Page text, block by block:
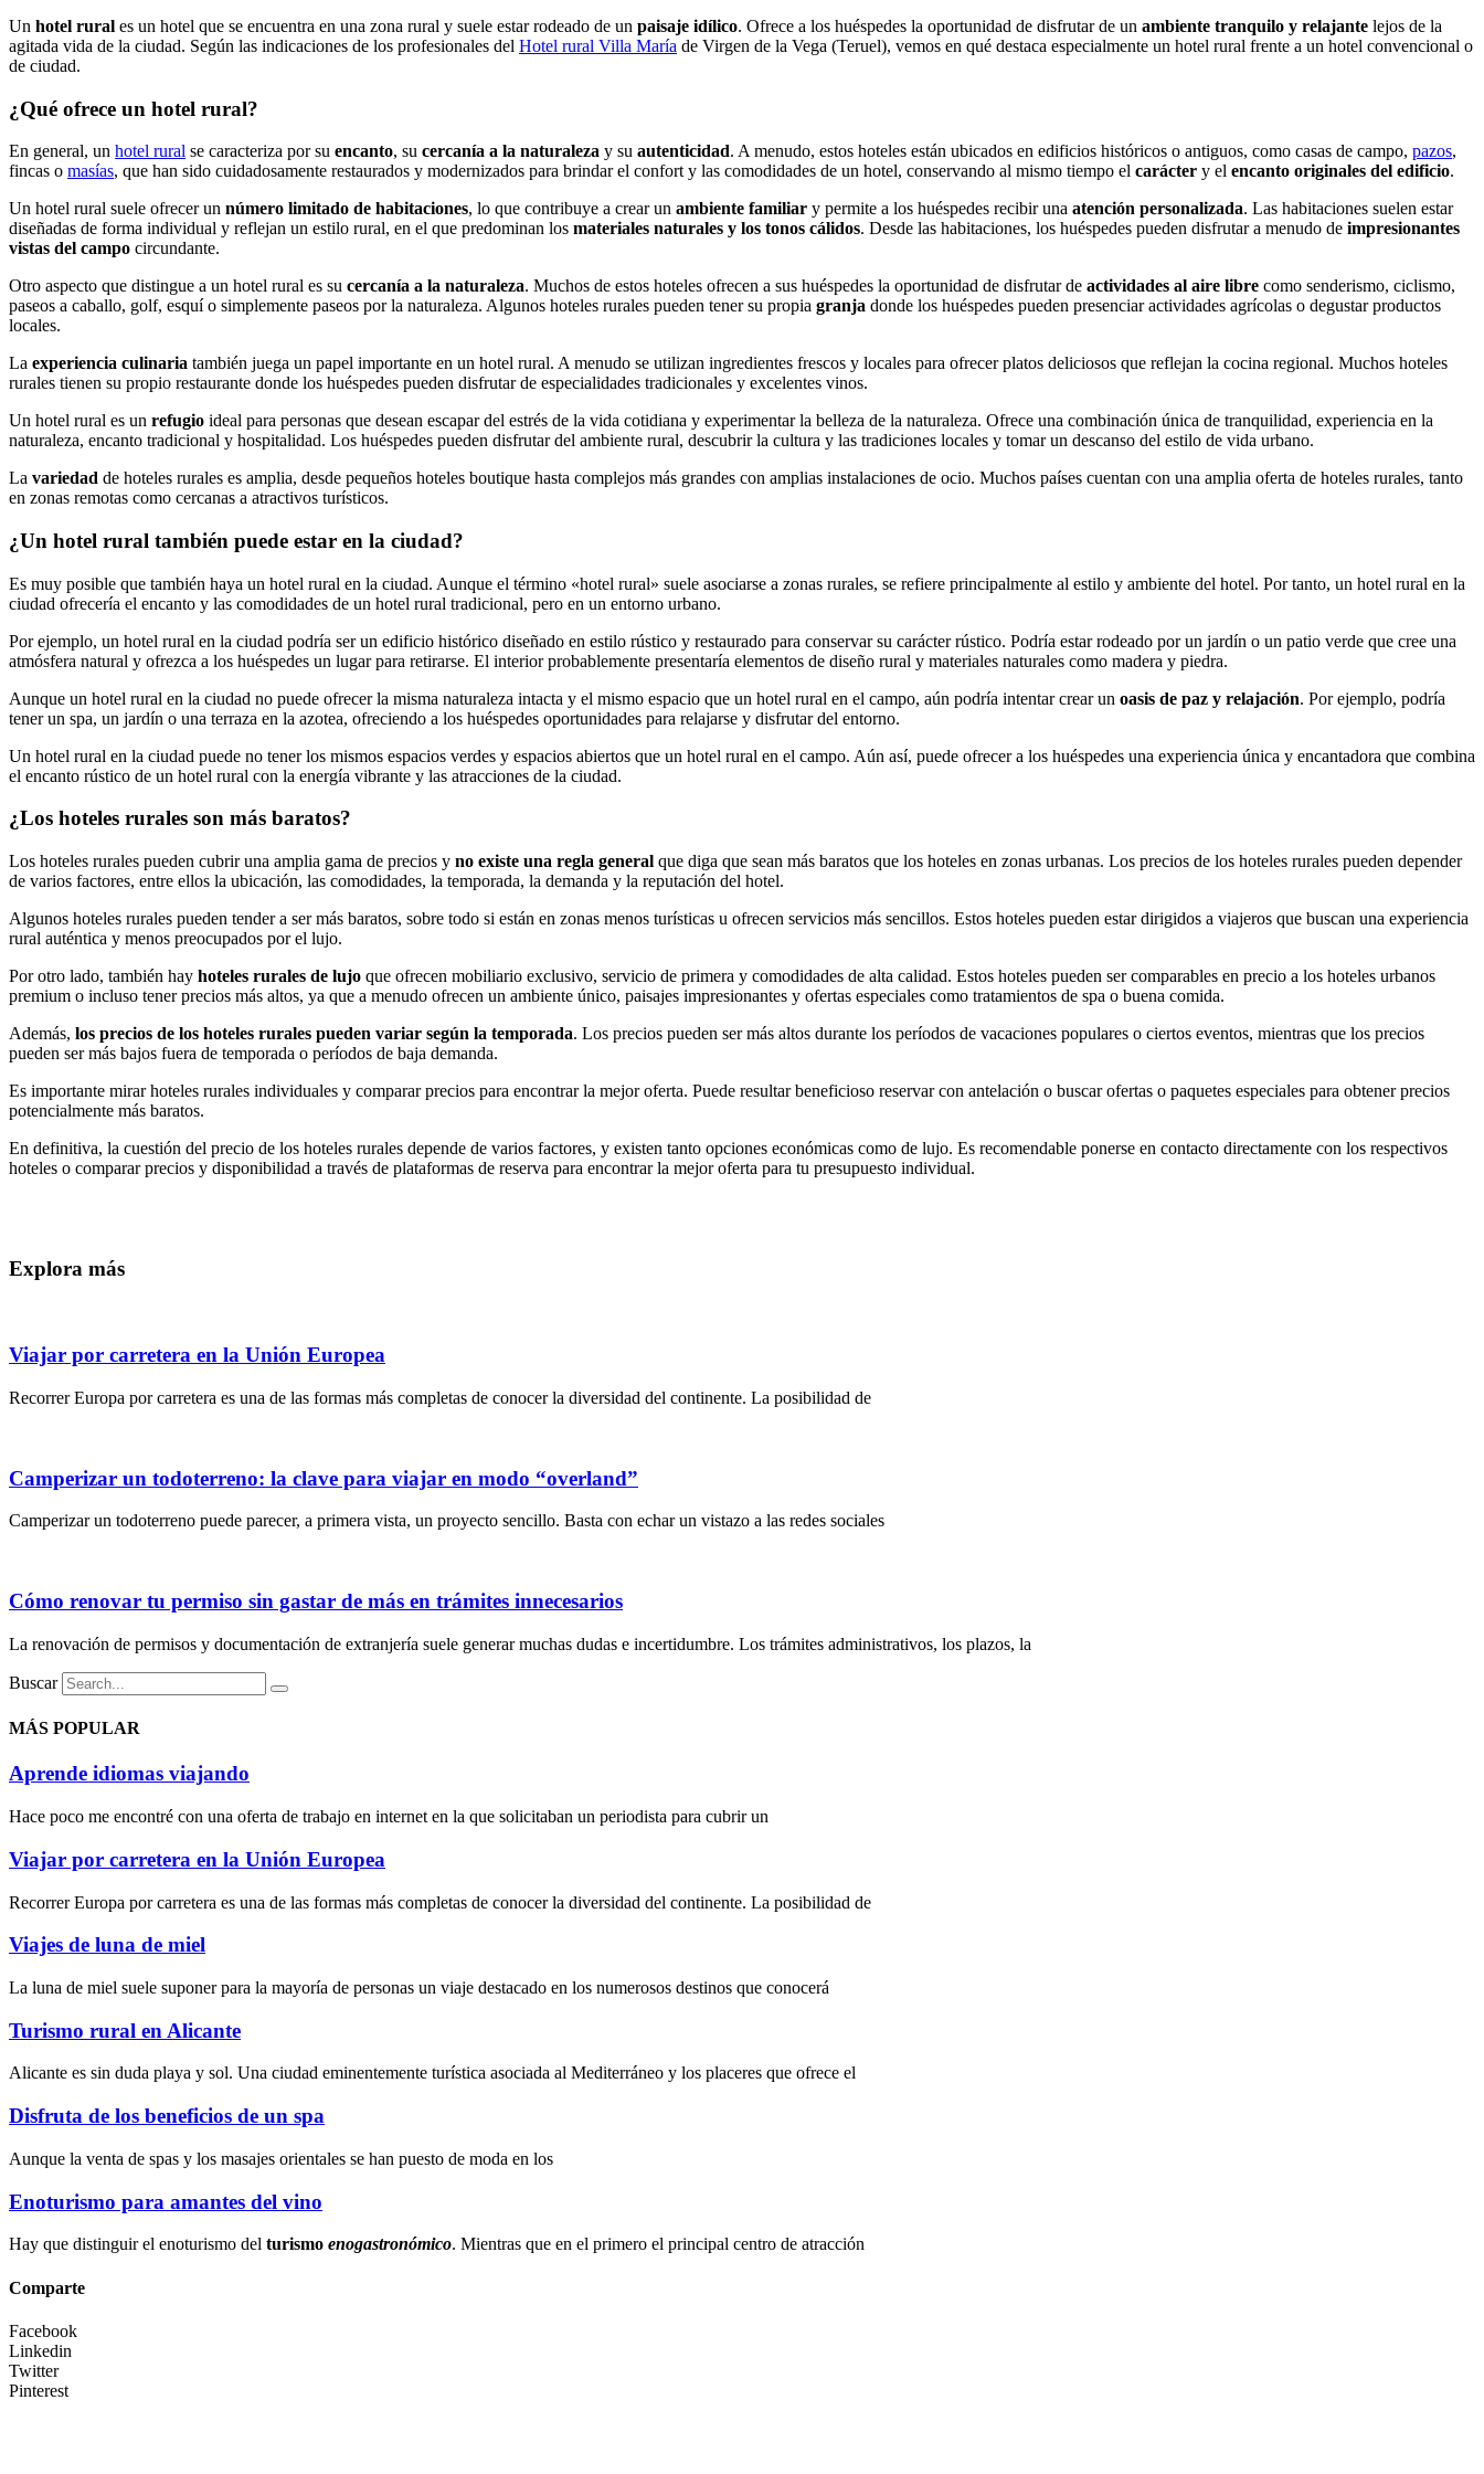
Un hotel rural es un hotel que se encuentra en una zona rural y suele estar rodeado de un paisaje idílico. Ofrece a los huéspedes la oportunidad de disfrutar de un ambiente tranquilo y relajante lejos de la
agitada vida de la ciudad. Según las indicaciones de los profesionales del Hotel rural Villa María de Virgen de la Vega (Teruel), vemos en qué destaca especialmente un hotel rural frente a un hotel convencional o
de ciudad.
¿Qué ofrece un hotel rural?
En general, un hotel rural se caracteriza por su encanto, su cercanía a la naturaleza y su autenticidad. A menudo, estos hoteles están ubicados en edificios históricos o antiguos, como casas de campo, pazos,
fincas o masías, que han sido cuidadosamente restaurados y modernizados para brindar el confort y las comodidades de un hotel, conservando al mismo tiempo el carácter y el encanto originales del edificio.
Un hotel rural suele ofrecer un número limitado de habitaciones, lo que contribuye a crear un ambiente familiar y permite a los huéspedes recibir una atención personalizada. Las habitaciones suelen estar
diseñadas de forma individual y reflejan un estilo rural, en el que predominan los materiales naturales y los tonos cálidos. Desde las habitaciones, los huéspedes pueden disfrutar a menudo de impresionantes
vistas del campo circundante.
Otro aspecto que distingue a un hotel rural es su cercanía a la naturaleza. Muchos de estos hoteles ofrecen a sus huéspedes la oportunidad de disfrutar de actividades al aire libre como senderismo, ciclismo,
paseos a caballo, golf, esquí o simplemente paseos por la naturaleza. Algunos hoteles rurales pueden tener su propia granja donde los huéspedes pueden presenciar actividades agrícolas o degustar productos
locales.
La experiencia culinaria también juega un papel importante en un hotel rural. A menudo se utilizan ingredientes frescos y locales para ofrecer platos deliciosos que reflejan la cocina regional. Muchos hoteles
rurales tienen su propio restaurante donde los huéspedes pueden disfrutar de especialidades tradicionales y excelentes vinos.
Un hotel rural es un refugio ideal para personas que desean escapar del estrés de la vida cotidiana y experimentar la belleza de la naturaleza. Ofrece una combinación única de tranquilidad, experiencia en la
naturaleza, encanto tradicional y hospitalidad. Los huéspedes pueden disfrutar del ambiente rural, descubrir la cultura y las tradiciones locales y tomar un descanso del estilo de vida urbano.
La variedad de hoteles rurales es amplia, desde pequeños hoteles boutique hasta complejos más grandes con amplias instalaciones de ocio. Muchos países cuentan con una amplia oferta de hoteles rurales, tanto
en zonas remotas como cercanas a atractivos turísticos.
¿Un hotel rural también puede estar en la ciudad?
Es muy posible que también haya un hotel rural en la ciudad. Aunque el término «hotel rural» suele asociarse a zonas rurales, se refiere principalmente al estilo y ambiente del hotel. Por tanto, un hotel rural en la
ciudad ofrecería el encanto y las comodidades de un hotel rural tradicional, pero en un entorno urbano.
Por ejemplo, un hotel rural en la ciudad podría ser un edificio histórico diseñado en estilo rústico y restaurado para conservar su carácter rústico. Podría estar rodeado por un jardín o un patio verde que cree una
atmósfera natural y ofrezca a los huéspedes un lugar para retirarse. El interior probablemente presentaría elementos de diseño rural y materiales naturales como madera y piedra.
Aunque un hotel rural en la ciudad no puede ofrecer la misma naturaleza intacta y el mismo espacio que un hotel rural en el campo, aún podría intentar crear un oasis de paz y relajación. Por ejemplo, podría
tener un spa, un jardín o una terraza en la azotea, ofreciendo a los huéspedes oportunidades para relajarse y disfrutar del entorno.
Un hotel rural en la ciudad puede no tener los mismos espacios verdes y espacios abiertos que un hotel rural en el campo. Aún así, puede ofrecer a los huéspedes una experiencia única y encantadora que combina
el encanto rústico de un hotel rural con la energía vibrante y las atracciones de la ciudad.
¿Los hoteles rurales son más baratos?
Los hoteles rurales pueden cubrir una amplia gama de precios y no existe una regla general que diga que sean más baratos que los hoteles en zonas urbanas. Los precios de los hoteles rurales pueden depender
de varios factores, entre ellos la ubicación, las comodidades, la temporada, la demanda y la reputación del hotel.
Algunos hoteles rurales pueden tender a ser más baratos, sobre todo si están en zonas menos turísticas u ofrecen servicios más sencillos. Estos hoteles pueden estar dirigidos a viajeros que buscan una experiencia
rural auténtica y menos preocupados por el lujo.
Por otro lado, también hay hoteles rurales de lujo que ofrecen mobiliario exclusivo, servicio de primera y comodidades de alta calidad. Estos hoteles pueden ser comparables en precio a los hoteles urbanos
premium o incluso tener precios más altos, ya que a menudo ofrecen un ambiente único, paisajes impresionantes y ofertas especiales como tratamientos de spa o buena comida.
Además, los precios de los hoteles rurales pueden variar según la temporada. Los precios pueden ser más altos durante los períodos de vacaciones populares o ciertos eventos, mientras que los precios
pueden ser más bajos fuera de temporada o períodos de baja demanda.
Es importante mirar hoteles rurales individuales y comparar precios para encontrar la mejor oferta. Puede resultar beneficioso reservar con antelación o buscar ofertas o paquetes especiales para obtener precios
potencialmente más baratos.
En definitiva, la cuestión del precio de los hoteles rurales depende de varios factores, y existen tanto opciones económicas como de lujo. Es recomendable ponerse en contacto directamente con los respectivos
hoteles o comparar precios y disponibilidad a través de plataformas de reserva para encontrar la mejor oferta para tu presupuesto individual.
Explora más
Viajar por carretera en la Unión Europea
Recorrer Europa por carretera es una de las formas más completas de conocer la diversidad del continente. La posibilidad de
Camperizar un todoterreno: la clave para viajar en modo “overland”
Camperizar un todoterreno puede parecer, a primera vista, un proyecto sencillo. Basta con echar un vistazo a las redes sociales
Cómo renovar tu permiso sin gastar de más en trámites innecesarios
La renovación de permisos y documentación de extranjería suele generar muchas dudas e incertidumbre. Los trámites administrativos, los plazos, la
Buscar
MÁS POPULAR
Aprende idiomas viajando
Hace poco me encontré con una oferta de trabajo en internet en la que solicitaban un periodista para cubrir un
Viajar por carretera en la Unión Europea
Recorrer Europa por carretera es una de las formas más completas de conocer la diversidad del continente. La posibilidad de
Viajes de luna de miel
La luna de miel suele suponer para la mayoría de personas un viaje destacado en los numerosos destinos que conocerá
Turismo rural en Alicante
Alicante es sin duda playa y sol. Una ciudad eminentemente turística asociada al Mediterráneo y los placeres que ofrece el
Disfruta de los beneficios de un spa
Aunque la venta de spas y los masajes orientales se han puesto de moda en los
Enoturismo para amantes del vino
Hay que distinguir el enoturismo del turismo enogastronómico. Mientras que en el primero el principal centro de atracción
Comparte
Facebook
Linkedin
Twitter
Pinterest